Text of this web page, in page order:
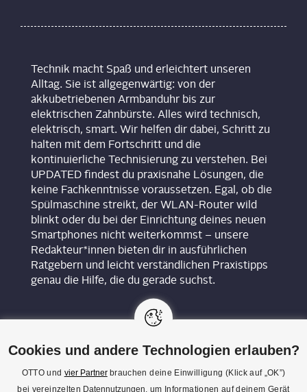
Technik macht Spaß und erleichtert unseren
Alltag. Sie ist allgegenwärtig: von der
akkubetriebenen Armbanduhr bis zur
elektrischen Zahnbürste. Alles wird technisch,
elektrisch, smart. Wir helfen dir dabei, Schritt zu
halten mit dem Fortschritt und die
kontinuierliche Technisierung zu verstehen. Bei
UPDATED findest du praxisnahe Lösungen, die
keine Fachkenntnisse voraussetzen. Egal, ob die
Spülmaschine streikt, der WLAN-Router wild
blinkt oder du bei der Einrichtung deines neuen
Smartphones nicht weiterkommst – unsere
Redakteur*innen bieten dir in ausführlichen
Ratgebern und leicht verständlichen Praxistipps
genau die Hilfe, die du gerade suchst.
Cookies und andere Technologien erlauben?
OTTO und vier Partnerbrauchen deine Einwilligung (Klick auf „OK”)
bei vereinzelten Datennutzungen, um Informationen auf deinem Gerät